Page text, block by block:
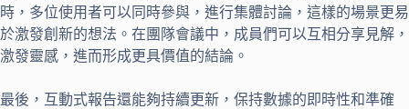
時，多位使用者可以同時參與，進行集體討論，這樣的場景更易
於激發創新的想法。在團隊會議中，成員們可以互相分享見解，
激發靈感，進而形成更具價值的結論。
最後，互動式報告還能夠持續更新，保持數據的即時性和準確